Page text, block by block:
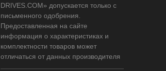
DRIVES.COM» допускается только с
письменного одобрения.
Предоставленная на сайте
информация о характеристиках и
комплектности товаров может
отличаться от данных производителя